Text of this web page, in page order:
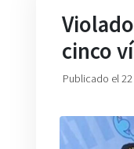
cinco
Publicado el